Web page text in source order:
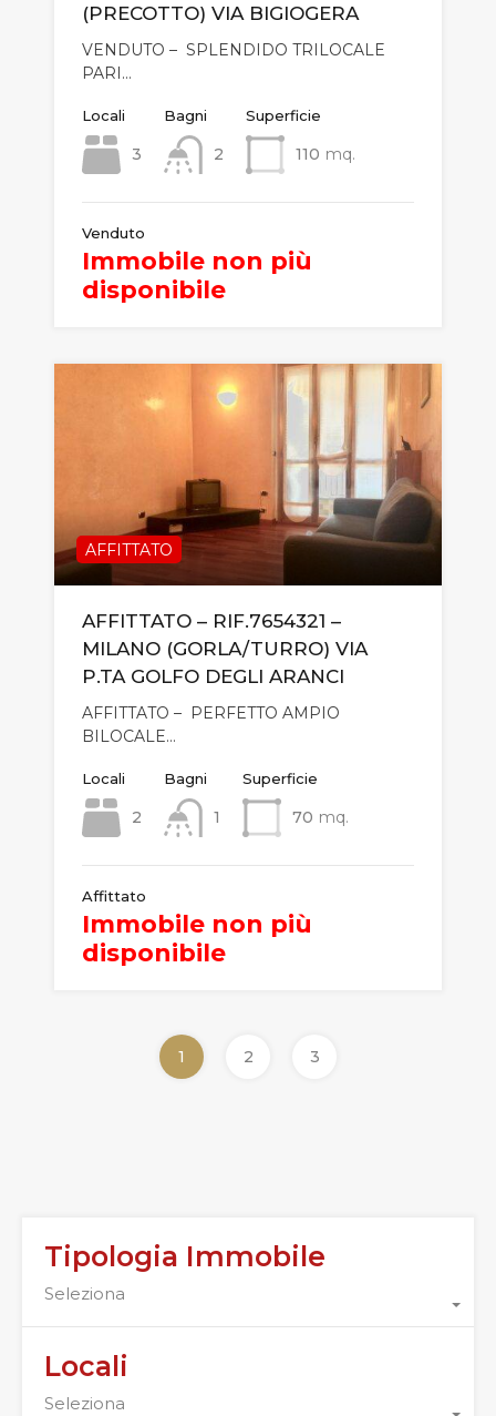
(PRECOTTO) VIA BIGIOGERA
VENDUTO – SPLENDIDO TRILOCALE
PARI…
Locali
3
Bagni
2
Superficie
110 mq.
Venduto
Immobile non più
disponibile
AFFITTATO
AFFITTATO – RIF.7654321 –
MILANO (GORLA/TURRO) VIA
P.TA GOLFO DEGLI ARANCI
AFFITTATO – PERFETTO AMPIO
BILOCALE…
Locali
2
Bagni
1
Superficie
70 mq.
Affittato
Immobile non più
disponibile
1 2 3
Tipologia Immobile
Seleziona
Locali
Seleziona